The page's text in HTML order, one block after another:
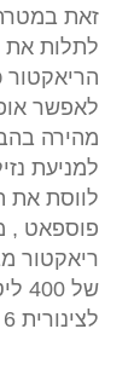
זאת
לתלות את
הריאקטור
לאפשר
מהירה
למניעת
לווסת את
פוספאט ,
ריאקטור
לצינורית 6 מ""מ (צינורית אוסמוזה